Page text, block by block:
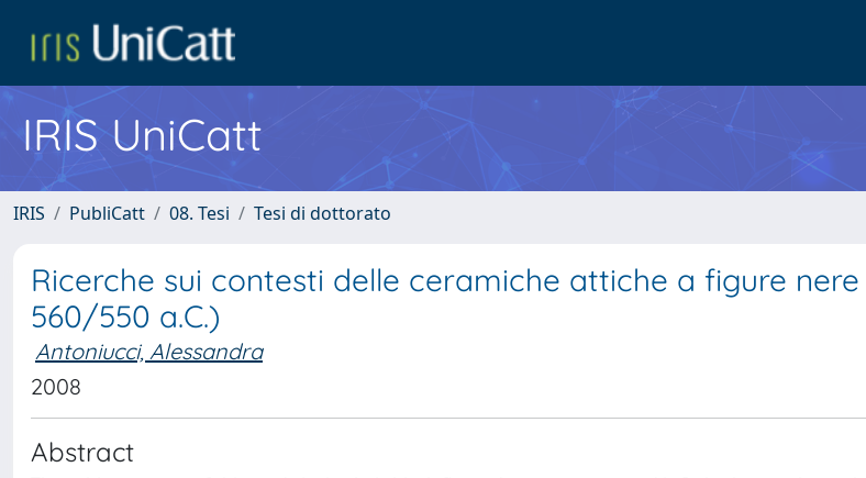
IRIS UniCatt
IRIS PubliCatt 08. Tesi Tesi di dottorato
Ricerche sui contesti delle ceramiche attiche a figure
560/550 a.C.)
Antoniucci, Alessandra
2008
Abstract